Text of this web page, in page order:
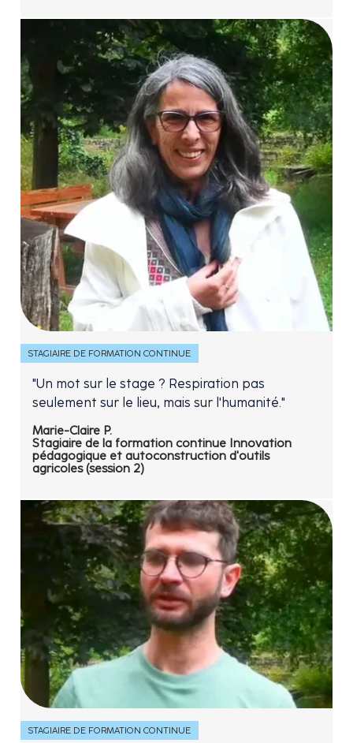
STAGIAIRE DE FORMATION CONTINUE
"Un mot sur le stage ? Respiration pas
seulement sur le lieu, mais sur l'humanité."
Marie-Claire P.
Stagiaire de la formation continue Innovation
pédagogique et autoconstruction d'outils
agricoles (session 2)
STAGIAIRE DE FORMATION CONTINUE